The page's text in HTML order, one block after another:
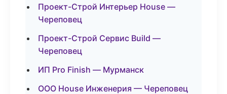
Проект-Строй Интерьер House —
Череповец
Проект-Строй Сервис Build —
Череповец
ИП Pro Finish — Мурманск
ООО House Инженерия — Череповец